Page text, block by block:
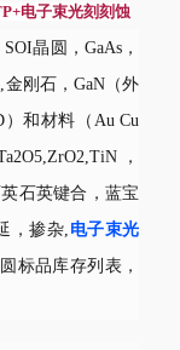
电子束光刻刻蚀
SOI晶圆，GaAs，
刚石，GaN（外
）和材料（Au Cu
，
石英键合，蓝宝
，掺杂 电子束光
标品库存列表，